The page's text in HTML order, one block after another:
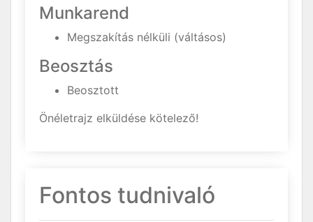
Munkarend
Megszakítás nélküli (váltásos)
Beosztás
Beosztott
Önéletrajz elküldése kötelező!
Fontos tudnivaló